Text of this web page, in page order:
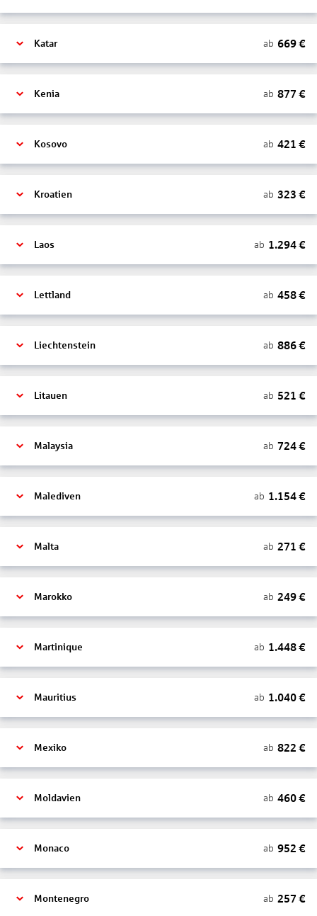
Katar ab 669€
Kenia ab 877 €
Kosovo ab 421 €
Kroatien ab 323 €
Laos ab 1.294€
Lettland ab 458€
Liechtenstein ab 886€
Litauen ab 521 €
Malaysia ab 724€
Malediven ab 1.154€
Malta ab 271 €
Marokko ab 249€
Martinique ab 1.448€
Mauritius ab 1.040€
Mexiko ab 822 €
Moldavien ab 460€
Monaco ab 952 €
Montenegro ab 257 €